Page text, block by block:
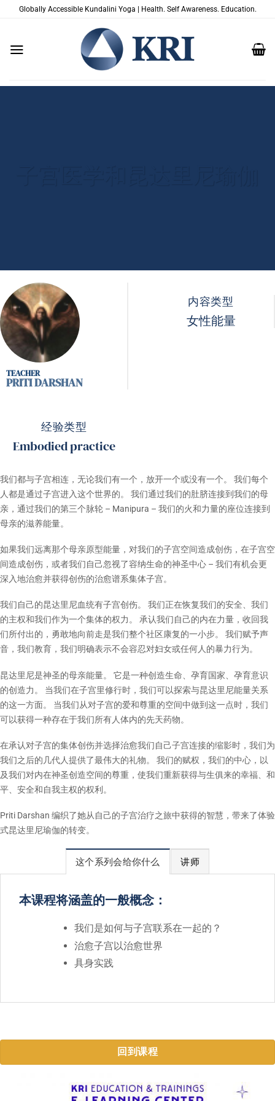
Globally Accessible Kundalini Yoga | Health. Self Awareness. Education.
PRITI DARSHAN
内容类型
女性能量
经验类型
Embodied practice
我们都与子宫相连，无论我们有一个，放开一个或没有一个。 我们每个
人都是通过子宫进入这个世界的。 我们通过我们的肚脐连接到我们的母
亲，通过我们的第三个脉轮 – Manipura – 我们的火和力量的座位连接到
母亲的滋养能量。
如果我们远离那个母亲原型能量，对我们的子宫空间造成创伤，在子宫空
间造成创伤，或者我们自己忽视了容纳生命的神圣中心 – 我们有机会更
深入地治愈并获得创伤的治愈谱系集体子宫。
我们自己的昆达里尼血统有子宫创伤。 我们正在恢复我们的安全、我们
的主权和我们作为一个集体的权力。 承认我们自己的内在力量，收回我
们所付出的，勇敢地向前走是我们整个社区康复的一小步。 我们赋予声
音，我们教育，我们明确表示不会容忍对妇女或任何人的暴力行为。
昆达里尼是神圣的母亲能量。 它是一种创造生命、孕育国家、孕育意识
的创造力。 当我们在子宫里修行时，我们可以探索与昆达里尼能量关系
的这一方面。 当我们从对子宫的爱和尊重的空间中做到这一点时，我们
可以获得一种存在于我们所有人体内的先天药物。
在承认对子宫的集体创伤并选择治愈我们自己子宫连接的缩影时，我们为
我们之后的几代人提供了最伟大的礼物。 我们的赋权，我们的中心，以
及我们对内在神圣创造空间的尊重，使我们重新获得与生俱来的幸福、和
平、安全和自我主权的权利。
Priti Darshan 编织了她从自己的子宫治疗之旅中获得的智慧，带来了体验
式昆达里尼瑜伽的转变。
这个系列会给你什么 讲师
本课程将涵盖的一般概念：
我们是如何与子宫联系在一起的？
治愈子宫以治愈世界
具身实践
回到课程